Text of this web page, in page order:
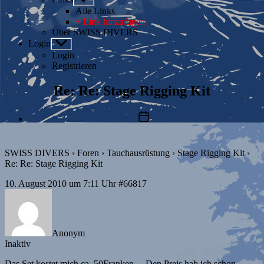
anzeigen
Alle Links
+ Link hinzufügen
Über SWISS DIVERS
Login Untermenü
anzeigen
Login
Registrieren
Re: Re: Stage Rigging Kit
Beitragsdatum
SWISS DIVERS › Foren › Tauchausrüstung › Stage Rigging Kit ›
Re: Re: Stage Rigging Kit
10. August 2010 um 7:11 Uhr #66817
Anonym
Inaktiv